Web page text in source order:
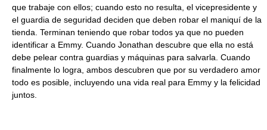
que trabaje con ellos; cuando esto no resulta, el vicepresidente y
el guardia de seguridad deciden que deben robar el maniquí de la
tienda. Terminan teniendo que robar todos ya que no pueden
identificar a Emmy. Cuando Jonathan descubre que ella no está
debe pelear contra guardias y máquinas para salvarla. Cuando
finalmente lo logra, ambos descubren que por su verdadero amor
todo es posible, incluyendo una vida real para Emmy y la felicidad
juntos.